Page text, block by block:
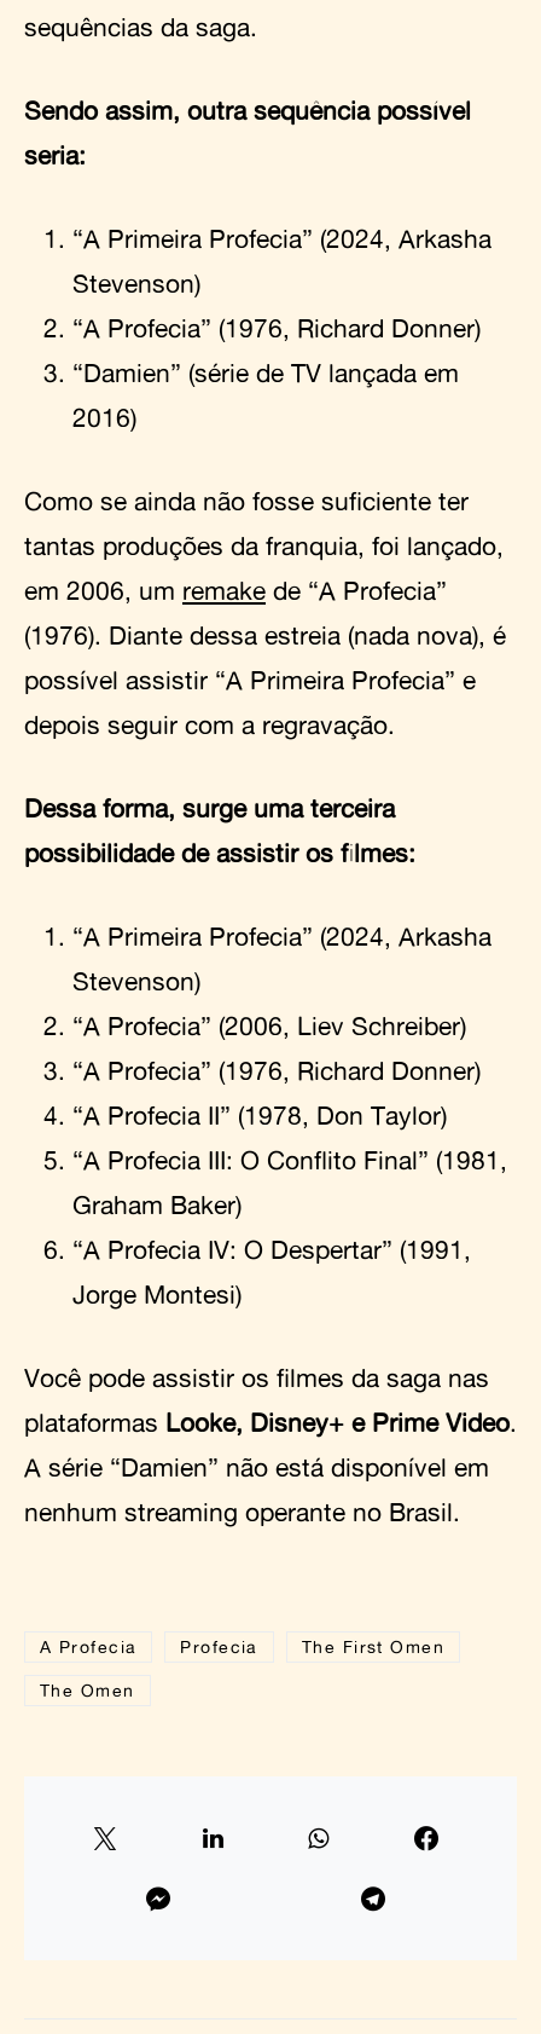
sequências da saga.
Sendo assim, outra sequência possível
seria:
“A Primeira Profecia” (2024, Arkasha
Stevenson)
“A Profecia” (1976, Richard Donner)
“Damien” (série de TV lançada em
2016)
Como se ainda não fosse suficiente ter
tantas produções da franquia, foi lançado,
em 2006, um remake de “A Profecia”
(1976). Diante dessa estreia (nada nova), é
possível assistir “A Primeira Profecia” e
depois seguir com a regravação.
Dessa forma, surge uma terceira
possibilidade de assistir os filmes:
“A Primeira Profecia” (2024, Arkasha
Stevenson)
“A Profecia” (2006, Liev Schreiber)
“A Profecia” (1976, Richard Donner)
“A Profecia II” (1978, Don Taylor)
“A Profecia III: O Conflito Final” (1981,
Graham Baker)
“A Profecia IV: O Despertar” (1991,
Jorge Montesi)
Você pode assistir os filmes da saga nas
plataformas Looke, Disney+ e Prime Video.
A série “Damien” não está disponível em
nenhum streaming operante no Brasil.
A Profecia Profecia The First Omen
The Omen